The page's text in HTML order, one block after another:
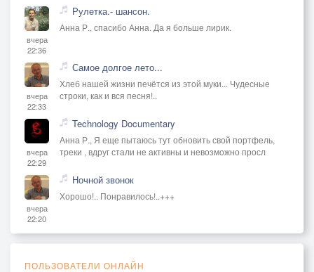
вчера
22:36
Рулетка.- шансон.
Анна Р., спасибо Анна. Да я больше лирик.
вчера
22:33
Самое долгое лето...
Хлеб нашей жизни печётся из этой муки... Чудесные
строки, как и вся песня!..
вчера
22:29
Technology Documentary
Анна Р., Я еще пытаюсь тут обновить свой портфель,
треки , вдруг стали не активны и невозможно просл
вчера
22:20
Ночной звонок
Хорошо!.. Понравилось!..+++
ПОЛЬЗОВАТЕЛИ ОНЛАЙН